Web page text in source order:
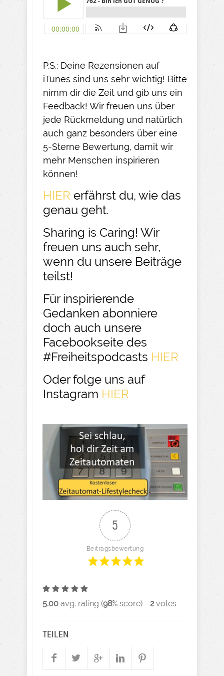
P.S.: Deine Rezensionen auf
iTunes sind uns sehr wichtig! Bitte
nimm dir die Zeit und gib uns ein
Feedback! Wir freuen uns über
jede Rückmeldung und natürlich
auch ganz besonders über eine
5-Sterne Bewertung, damit wir
mehr Menschen inspirieren
können!
HIER erfährst du, wie das
genau geht.
Sharing is Caring! Wir
freuen uns auch sehr,
wenn du unsere Beiträge
teilst!
Für inspirierende
Gedanken abonniere
doch auch unsere
Facebookseite des
#Freiheitspodcasts HIER
Oder folge uns auf
Instagram HIER
5
Beitragsbewertung
5.00 avg. rating (98% score) - 2votes
TEILEN